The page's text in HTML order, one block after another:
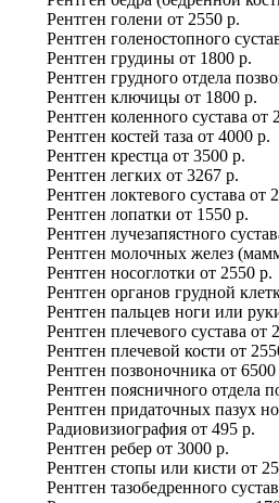
Рентген голени от 2550 р.
Рентген голеностопного
Рентген грудины от 1800 р.
Рентген грудного отдела
Рентген ключицы от 1800 р.
Рентген коленного сустава от
Рентген костей таза от 4000 р.
Рентген крестца от 3500 р.
Рентген легких от 3267 р.
Рентген локтевого сустава от
Рентген лопатки от 1550 р.
Рентген лучезапястного
Рентген молочных желез
Рентген носоглотки от 2550 р.
Рентген органов грудной
Рентген пальцев ноги или
Рентген плечевого сустава от
Рентген плечевой кости от
Рентген позвоночника от 6500
Рентген поясничного отдела
Рентген придаточных пазух
Радиовизиография от 495 р.
Рентген ребер от 3000 р.
Рентген стопы или кисти от
Рентген тазобедренного